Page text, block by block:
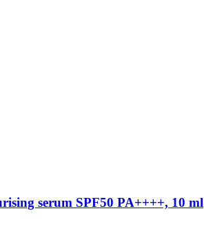
serum SPF50 PA++++, 10 ml